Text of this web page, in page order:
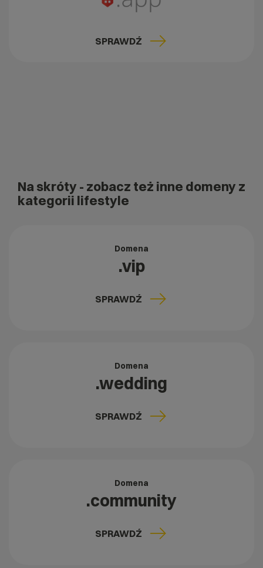
SPRAWDŹ
Na skróty - zobacz też inne domeny z
kategorii lifestyle
Domena
.vip
SPRAWDŹ
Domena
.wedding
SPRAWDŹ
Domena
.community
SPRAWDŹ